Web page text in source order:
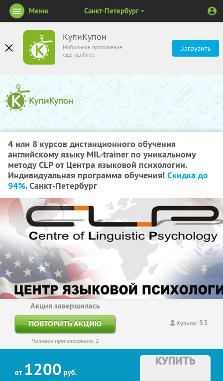
КупиКупон
Мобильное приложение
ещё удобнее
Загрузить
Меню Санкт-Петербург
4 или 8 курсов дистанционного обучения
английскому языку MIL-trainer по уникальному
методу CLP от Центра языковой психологии.
Индивидуальная программа обучения! Скидка до
94%. Санкт-Петербург
Купили: 53
Акция завершилась
ПОВТОРИТЬ АКЦИЮ
Человек проголосовало: 2
от 1200 руб.
КУПИТЬ